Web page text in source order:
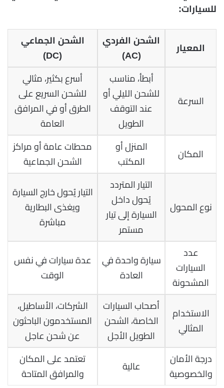
للسيارات:
المعيار
الشحن الفردي
(AC)
الشحن الجماعي
(DC)
السرعة
أبطأ، مناسب
للشحن الليلي أو
عند التوقف
الطويل
أسرع بكثير، مثالي
للشحن السريع على
الطرق أو في المرافق
العامة
المكان
المنزل أو
المكتب
محطات عامة أو مراكز
الشحن الجماعية
نوع المحول
التيار المتردد
يُحول داخل
السيارة إلى تيار
مستمر
التيار يُحول خارج السيارة
ويغذى البطارية
مباشرة
عدد
السيارات
المشحونة
سيارة واحدة في
العادة
عدة سيارات في نفس
الوقت
الاستخدام
المثالي
أصحاب السيارات
الخاصة، الشحن
الطويل الأجل
الشركات، الأساطيل،
المستخدمون الباحثون
عن شحن عاجل
درجة الأمان
والخصوصية
عالية
تعتمد على المكان
والمرافق المتاحة